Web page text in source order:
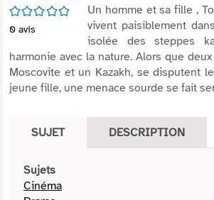
/5
0 avis
Un homme et sa fille ,
vivent paisiblement
isolée des steppes
harmonie avec la nature. Alors que
Moscovite et un Kazakh, se disputent
jeune fille, une menace sourde se fait
SUJET DESCRIPTION
Sujets
Cinéma